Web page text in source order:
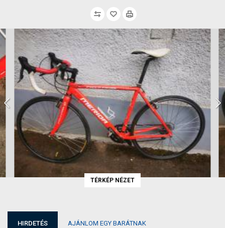
TÉRKÉP NÉZET
HIRDETÉS AJÁNLOM EGY BARÁTNAK